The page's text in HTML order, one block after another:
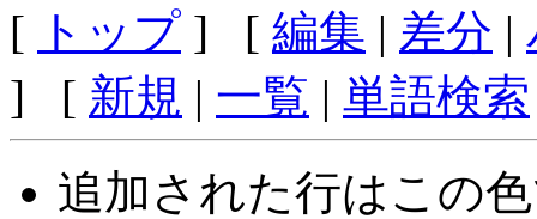
[ トップ ] [ 編集 | 差分 |
] [ 新規 | 一覧 | 単語検索
追加された行はこの色